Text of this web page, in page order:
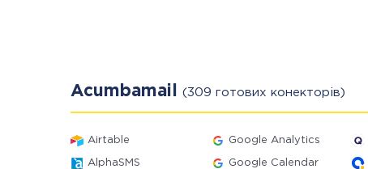
Acumbamail (309 готових конекторів)
Airtable Google Analytics
AlphaSMS Google Calendar